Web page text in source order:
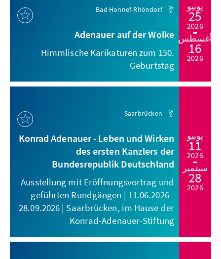
يونيو
25
2026
أغسطس
16
2026
Bad Honnef-Rhöndorf
Adenauer auf der Wolke
Himmlische Karikaturen zum 150.
Geburtstag
يونيو
11
2026
سبتمبر
28
2026
Saarbrücken
Konrad Adenauer - Leben und Wirken
des ersten Kanzlers der
Bundesrepublik Deutschland
Ausstellung mit Eröffnungsvortrag und
geführten Rundgängen | 11.06.2026 -
28.09.2026 | Saarbrücken, im Hause der
Konrad-Adenauer-Stiftung